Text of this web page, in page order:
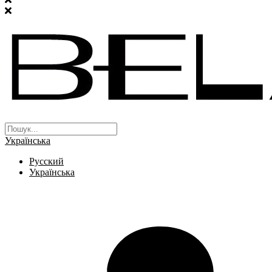
Українська
Русский
Українська